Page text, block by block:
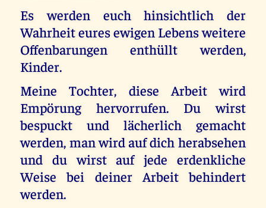
Es werden euch hinsichtlich der
Wahrheit eures ewigen Lebens weitere
Offenbarungen enthüllt werden,
Kinder.
Meine Tochter, diese Arbeit wird
Empörung hervorrufen. Du wirst
bespuckt und lächerlich gemacht
werden, man wird auf dich herabsehen
und du wirst auf jede erdenkliche
Weise bei deiner Arbeit behindert
werden.